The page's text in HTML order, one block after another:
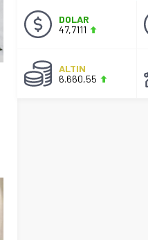
DOLAR
47,7111
ALTIN
6.660,55